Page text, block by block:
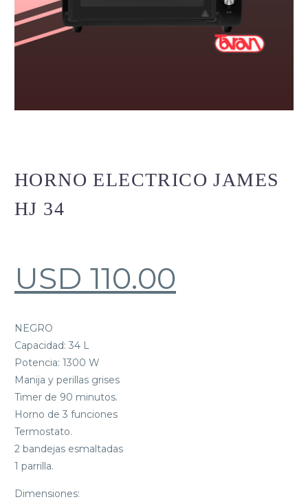
HORNO ELECTRICO JAMES
HJ 34
USD 110.00
NEGRO
Capacidad: 34 L
Potencia: 1300 W
Manija y perillas grises
Timer de 90 minutos.
Horno de 3 funciones
Termostato.
2 bandejas esmaltadas
1 parrilla.
Dimensiones: